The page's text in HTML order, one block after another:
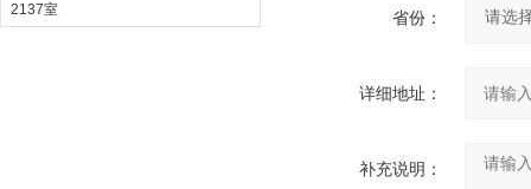
2137室
省份：
详细地址：
补充说明：